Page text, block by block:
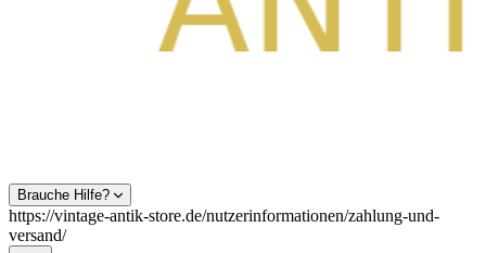
Brauche Hilfe?
https://vintage-antik-store.de/nutzerinformationen/zahlung-und-
versand/